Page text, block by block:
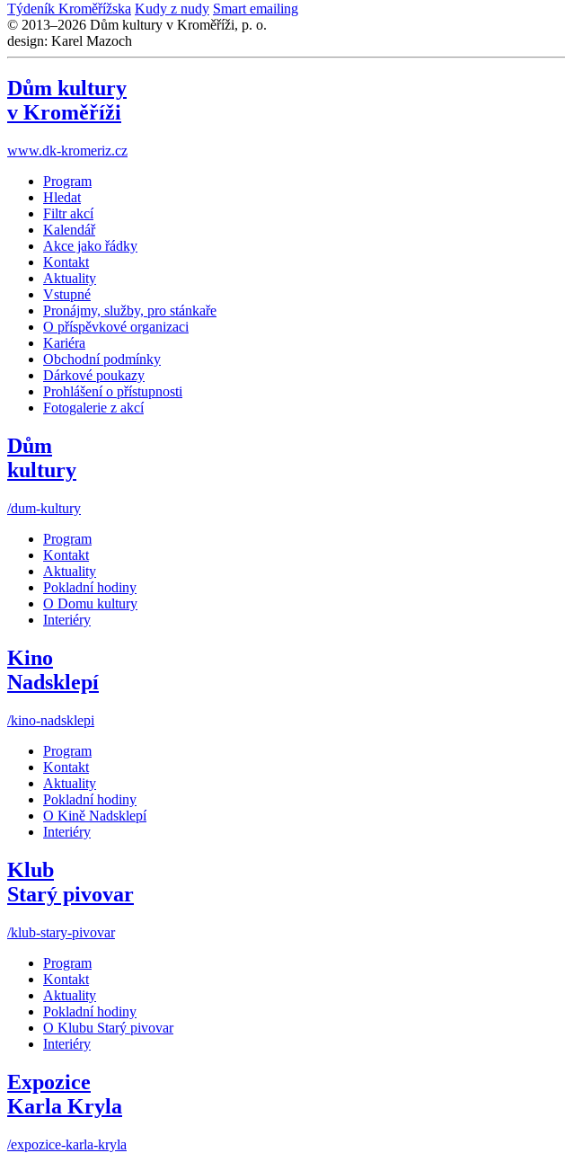
Týdeník Kroměřížska Kudy z nudy Smart emailing
© 2013–2026 Dům kultury v Kroměříži, p. o.
design: Karel Mazoch
Dům kultury
v Kroměříži
www.dk-kromeriz.cz
Program
Hledat
Filtr akcí
Kalendář
Akce jako řádky
Kontakt
Aktuality
Vstupné
Pronájmy, služby, pro stánkaře
O příspěvkové organizaci
Kariéra
Obchodní podmínky
Dárkové poukazy
Prohlášení o přístupnosti
Fotogalerie z akcí
Dům
kultury
/dum-kultury
Program
Kontakt
Aktuality
Pokladní hodiny
O Domu kultury
Interiéry
Kino
Nadsklepí
/kino-nadsklepi
Program
Kontakt
Aktuality
Pokladní hodiny
O Kině Nadsklepí
Interiéry
Klub
Starý pivovar
/klub-stary-pivovar
Program
Kontakt
Aktuality
Pokladní hodiny
O Klubu Starý pivovar
Interiéry
Expozice
Karla Kryla
/expozice-karla-kryla